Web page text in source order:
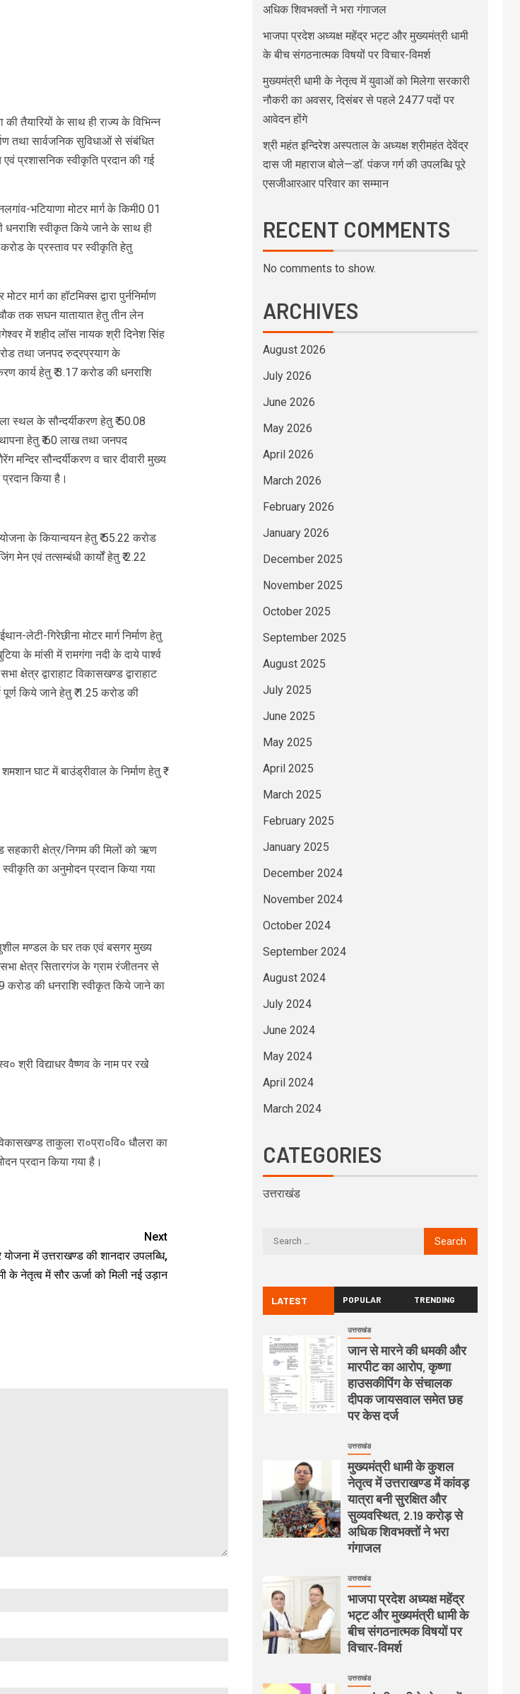
की तैयारियों के साथ ही राज्य के विभिन्न
तथा सार्वजनिक सुविधाओं से संबंधित
प्रशासनिक स्वीकृति प्रदान की गई
भटियाणा मोटर मार्ग के किमी0 01
धनराशि स्वीकृत किये जाने के साथ ही
करोड के प्रस्ताव पर स्वीकृति हेतु
मार्ग का हॉटमिक्स द्वारा पुर्ननिर्माण
तक सघन यातायात हेतु तीन लेन
में शहीद लॉस नायक श्री दिनेश सिंह
करोड तथा जनपद रुद्रप्रयाग के
कार्य हेतु ₹ 3.17 करोड की धनराशि
स्थल के सौन्दर्यीकरण हेतु ₹ 50.08
हेतु ₹ 60 लाख तथा जनपद
मन्दिर सौन्दर्यीकरण व चार दीवारी मुख्य
किया है।
के कियान्वयन हेतु ₹ 55.22 करोड
मेन एवं तत्सम्बंधी कार्यों हेतु ₹ 2.22
लेटी-गिरेछीना मोटर मार्ग निर्माण हेतु
के मांसी में रामगंगा नदी के दाये पार्श्व
क्षेत्र द्वाराहाट विकासखण्ड द्वाराहाट
पूर्ण किये जाने हेतु ₹ 1.25 करोड की
घाट में बाउंड्रीवाल के निर्माण हेतु ₹
सहकारी क्षेत्र/निगम की मिलों को ऋण
का अनुमोदन प्रदान किया गया
सुशील मण्डल के घर तक एवं बसगर मुख्य
क्षेत्र सितारगंज के ग्राम रंजीतनर से
करोड की धनराशि स्वीकृत किये जाने का
श्री विद्याधर वैष्णव के नाम पर रखे
ताकुला रा०प्रा०वि० धौलरा का
प्रदान किया गया है।
Next
योजना में उत्तराखण्ड की शानदार उपलब्धि,
के नेतृत्व में सौर ऊर्जा को मिली नई उड़ान
अधिक शिवभक्तों ने भरा गंगाजल
भाजपा प्रदेश अध्यक्ष महेंद्र भट्ट और मुख्यमंत्री धामी
के बीच संगठनात्मक विषयों पर विचार-विमर्श
मुख्यमंत्री धामी के नेतृत्व में युवाओं को मिलेगा सरकारी
नौकरी का अवसर, दिसंबर से पहले 2477 पदों पर
आवेदन होंगे
श्री महंत इन्दिरेश अस्पताल के अध्यक्ष श्रीमहंत देवेंद्र
दास जी महाराज बोले—डॉ. पंकज गर्ग की उपलब्धि पूरे
एसजीआरआर परिवार का सम्मान
RECENT COMMENTS
No comments to show.
ARCHIVES
August 2026
July 2026
June 2026
May 2026
April 2026
March 2026
February 2026
January 2026
December 2025
November 2025
October 2025
September 2025
August 2025
July 2025
June 2025
May 2025
April 2025
March 2025
February 2025
January 2025
December 2024
November 2024
October 2024
September 2024
August 2024
July 2024
June 2024
May 2024
April 2024
March 2024
CATEGORIES
उत्तराखंड
LATEST POPULAR TRENDING
उत्तराखंड
जान से मारने की धमकी और
मारपीट का आरोप, कृष्णा
हाउसकीपिंग के संचालक
दीपक जायसवाल समेत छह
पर केस दर्ज
उत्तराखंड
मुख्यमंत्री धामी के कुशल
नेतृत्व में उत्तराखण्ड में कांवड़
यात्रा बनी सुरक्षित और
सुव्यवस्थित, 2.19 करोड़ से
अधिक शिवभक्तों ने भरा
गंगाजल
उत्तराखंड
भाजपा प्रदेश अध्यक्ष महेंद्र
भट्ट और मुख्यमंत्री धामी के
बीच संगठनात्मक विषयों पर
विचार-विमर्श
उत्तराखंड